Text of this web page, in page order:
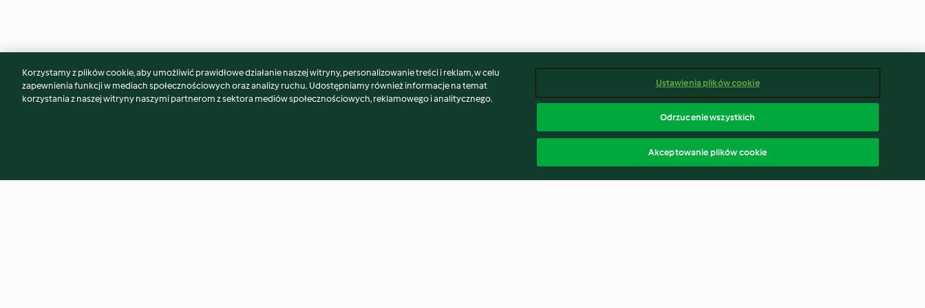
Może spodoba Ci się również...
Korzystamy z plików cookie, aby umożliwić prawidłowe działanie naszej witryny, personalizowanie treści i reklam, w celu
zapewnienia funkcji w mediach społecznościowych oraz analizy ruchu. Udostępniamy również informacje na temat
korzystania z naszej witryny naszymi partnerom z sektora mediów społecznościowych, reklamowego i analitycznego.
Ustawienia plików cookie
Odrzucenie wszystkich
Akceptowanie plików cookie